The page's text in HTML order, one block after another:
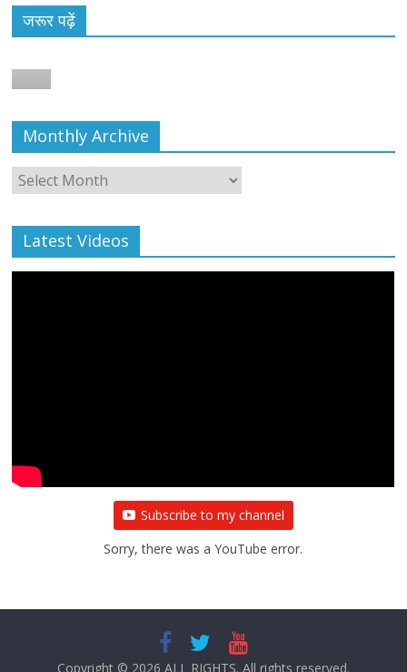
जरूर पढ़ें
Monthly Archive
Monthly
Archive
Latest Videos
Subscribe to my channel
Sorry, there was a YouTube error.
Copyright © 2026 ALL RIGHTS. All rights reserved.